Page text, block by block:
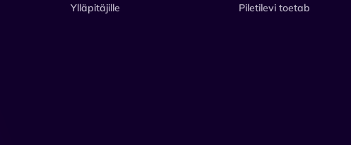
Ylläpitäjille
Piletilevi toetab